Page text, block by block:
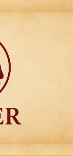
Torfer.